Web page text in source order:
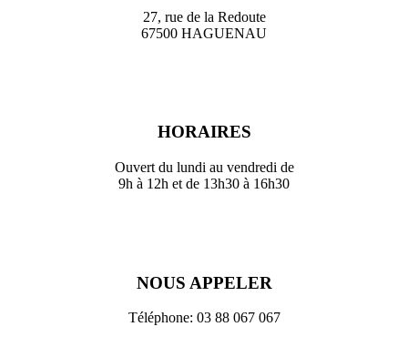
27, rue de la Redoute
67500 HAGUENAU
HORAIRES
Ouvert du lundi au vendredi de
9h à 12h et de 13h30 à 16h30
NOUS APPELER
Téléphone: 03 88 067 067